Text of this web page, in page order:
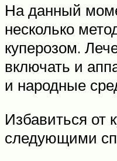
На данный
несколько
куперозом.
включать и
и народные
Избавиться от
следующими